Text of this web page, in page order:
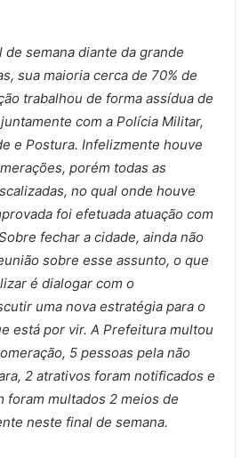
de semana diante da grande
sua maioria cerca de 70% de
trabalhou de forma assídua de
com a Polícia Militar,
e Postura. Infelizmente houve
porém todas as
no qual onde houve
foi efetuada atuação com
fechar a cidade, ainda não
sobre esse assunto, o que
é dialogar com o
uma nova estratégia para o
está por vir. A Prefeitura multou
5 pessoas pela não
2 atrativos foram notificados e
foram multados 2 meios de
neste final de semana.